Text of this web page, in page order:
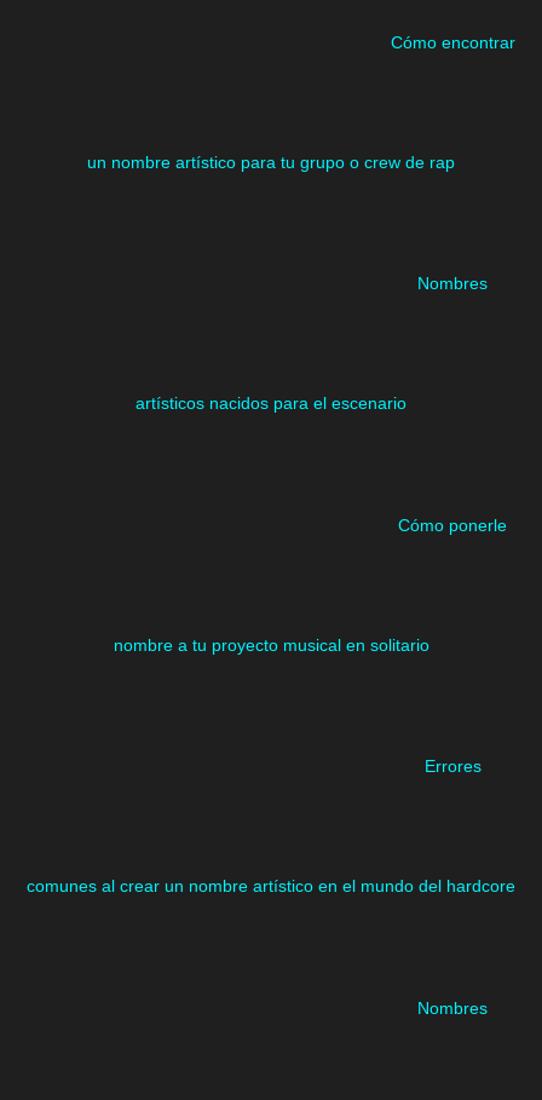
Cómo encontrar
un nombre artístico para tu grupo o crew de rap
Nombres
artísticos nacidos para el escenario
Cómo ponerle
nombre a tu proyecto musical en solitario
Errores
comunes al crear un nombre artístico en el mundo del hardcore
Nombres